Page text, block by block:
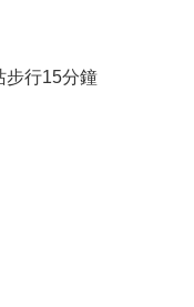
步行15分鐘